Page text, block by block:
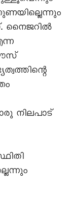
നെെജറിൽ
നിലപാട്